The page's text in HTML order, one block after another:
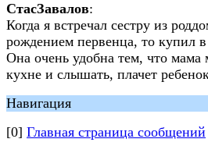
СтасЗавалов:
Когда я встречал сестру из
рождением первенца, то купил
Она очень удобна тем, что мама
кухне и слышать, плачет
Навигация
[0] Главная страница сообщений